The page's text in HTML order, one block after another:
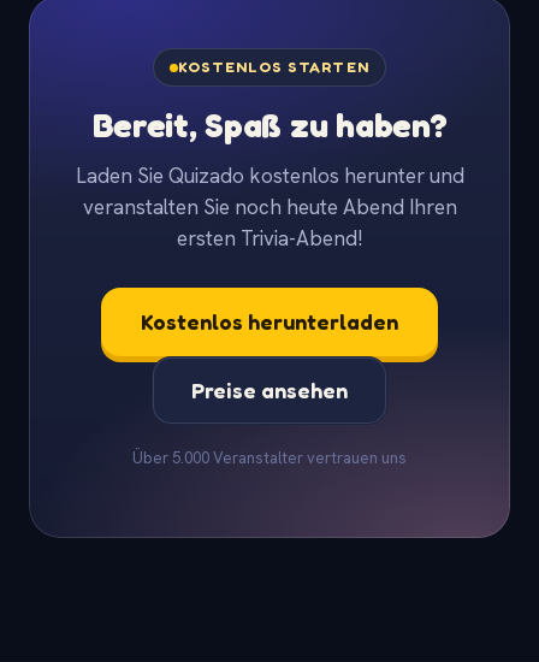
KOSTENLOS STARTEN
Bereit, Spaß zu haben?
Laden Sie Quizado kostenlos herunter und
veranstalten Sie noch heute Abend Ihren
ersten Trivia-Abend!
Kostenlos herunterladen
Preise ansehen
Über 5.000 Veranstalter vertrauen uns